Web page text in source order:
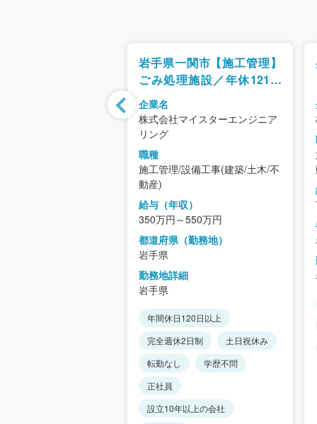
岩手県一関市【施工管理】
ごみ処理施設／年休121日
／福利厚生充実
企業名
株式会社マイスターエンジニア
リング
職種
施工管理/設備工事(建築/土木/不
動産)
給与（年収）
350万円～550万円
都道府県（勤務地）
岩手県
勤務地詳細
岩手県
年間休日120日以上
完全週休2日制
土日祝休み
転勤なし
学歴不問
正社員
設立10年以上の会社